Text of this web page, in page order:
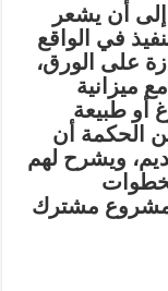
إلى أن يشعر
في الواقع
على الورق،
ميزانية
أو طبيعة
الحكمة أن
ويشرح لهم
مشروع مشترك